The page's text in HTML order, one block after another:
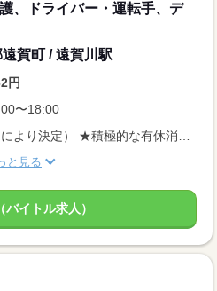
、ドライバー・運転手、デ
賀町 / 遠賀川駅
円
〜18:00
と見る
バイトル求人）